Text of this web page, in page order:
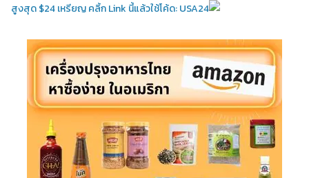
สูงสุด $24 เหรียญ คลิ้ก Link นี้แล้วใช้โค้ด: USA24